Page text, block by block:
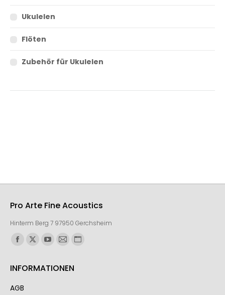
Ukulelen
Flöten
Zubehör für Ukulelen
Pro Arte Fine Acoustics
Hinterm Berg 7 97950 Gerchsheim
Finden Sie uns auf:
INFORMATIONEN
AGB